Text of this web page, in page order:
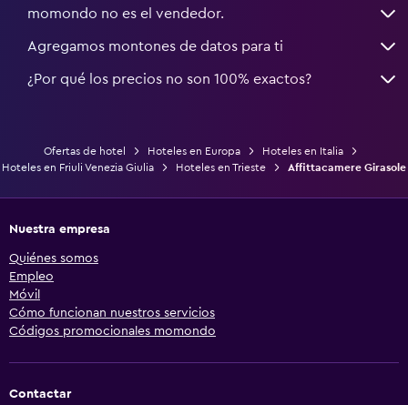
momondo no es el vendedor.
Agregamos montones de datos para ti
¿Por qué los precios no son 100% exactos?
Ofertas de hotel Hoteles en Europa
Hoteles en Italia
Hoteles en Friuli Venezia Giulia
Hoteles en Trieste Affittacamere Girasole
Nuestra empresa
Quiénes somos
Empleo
Móvil
Cómo funcionan nuestros servicios
Códigos promocionales momondo
Contactar